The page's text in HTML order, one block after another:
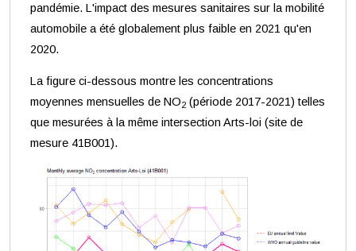
pandémie. L'impact des mesures sanitaires sur la mobilité
automobile a été globalement plus faible en 2021 qu'en
2020.
La figure ci-dessous montre les concentrations
moyennes mensuelles de NO2 (période 2017-2021) telles
que mesurées à la même intersection Arts-loi (site de
mesure 41B001).